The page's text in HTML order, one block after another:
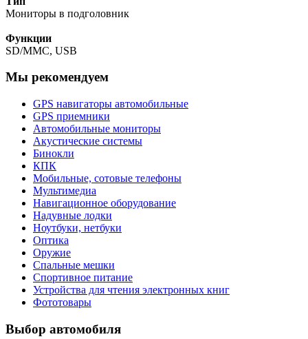
Мониторы в подголовник
Функции
SD/MMC, USB
Мы рекомендуем
GPS навигаторы автомобильные
GPS приемники
Автомобильные мониторы
Акустические системы
Бинокли
КПК
Мобильные, сотовые телефоны
Мультимедиа
Навигационное оборудование
Надувные лодки
Ноутбуки, нетбуки
Оптика
Оружие
Спальные мешки
Спортивное питание
Устройства для чтения электронных книг
Фототовары
Выбор автомобиля